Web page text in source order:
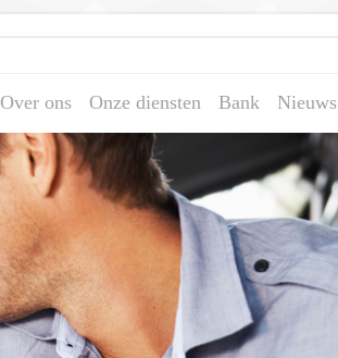
Over ons Onze diensten Bank Nieuws